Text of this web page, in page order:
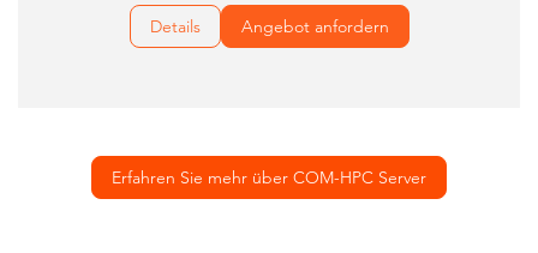
Details Angebot anfordern
Erfahren Sie mehr über COM-HPC Server